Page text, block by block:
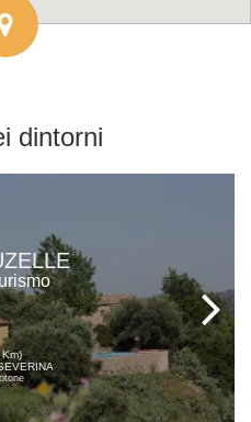
dintorni
Km)